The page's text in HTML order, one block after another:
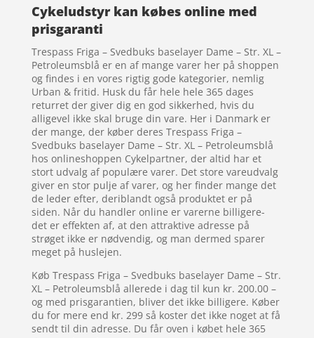
Cykeludstyr kan købes online med
prisgaranti
Trespass Friga – Svedbuks baselayer Dame – Str. XL –
Petroleumsblå er en af mange varer her på shoppen
og findes i en vores rigtig gode kategorier, nemlig
Urban & fritid. Husk du får hele hele 365 dages
returret der giver dig en god sikkerhed, hvis du
alligevel ikke skal bruge din vare. Her i Danmark er
der mange, der køber deres Trespass Friga –
Svedbuks baselayer Dame – Str. XL – Petroleumsblå
hos onlineshoppen Cykelpartner, der altid har et
stort udvalg af populære varer. Det store vareudvalg
giver en stor pulje af varer, og her finder mange det
de leder efter, deriblandt også produktet er på
siden. Når du handler online er varerne billigere-
det er effekten af, at den attraktive adresse på
strøget ikke er nødvendig, og man dermed sparer
meget på huslejen.
Køb Trespass Friga – Svedbuks baselayer Dame – Str.
XL – Petroleumsblå allerede i dag til kun kr. 200.00 –
og med prisgarantien, bliver det ikke billigere. Køber
du for mere end kr. 299 så koster det ikke noget at få
sendt til din adresse. Du får oven i købet hele 365